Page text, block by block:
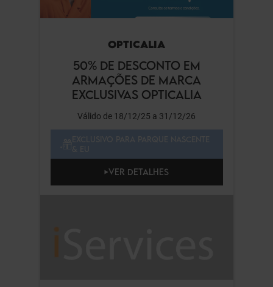
OPTICALIA
50% DE DESCONTO EM
ARMAÇÕES DE MARCA
EXCLUSIVAS OPTICALIA
Válido de 18/12/25 a 31/12/26
VER DETALHES